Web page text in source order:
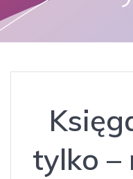
tylko –